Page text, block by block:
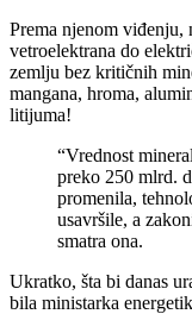
Prema njenom viđenju,
vetroelektrana do
zemlju bez kritičnih
mangana, hroma,
litijuma!
“Vrednost
preko 250 mlrd.
promenila,
usavršile, a
smatra ona.
Ukratko, šta bi danas
bila ministarka